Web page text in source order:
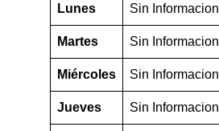
Lunes Sin Informacion
Martes Sin Informacion
Miércoles Sin Informacion
Jueves Sin Informacion